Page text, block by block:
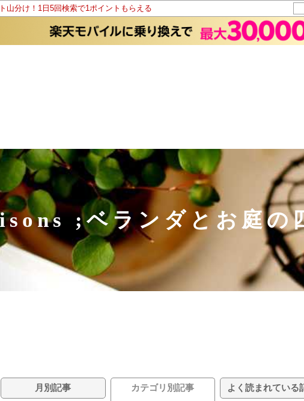
山分け！1日5回検索で1ポイントもらえる
;ベランダとお庭の
月別記事 カテゴリ別記事 よく読まれている